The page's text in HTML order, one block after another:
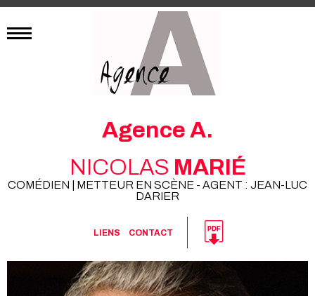
Agence A.
NICOLAS MARIÉ
COMÉDIEN | METTEUR EN SCÈNE - AGENT : JEAN-LUC
DARIER
LIENS CONTACT